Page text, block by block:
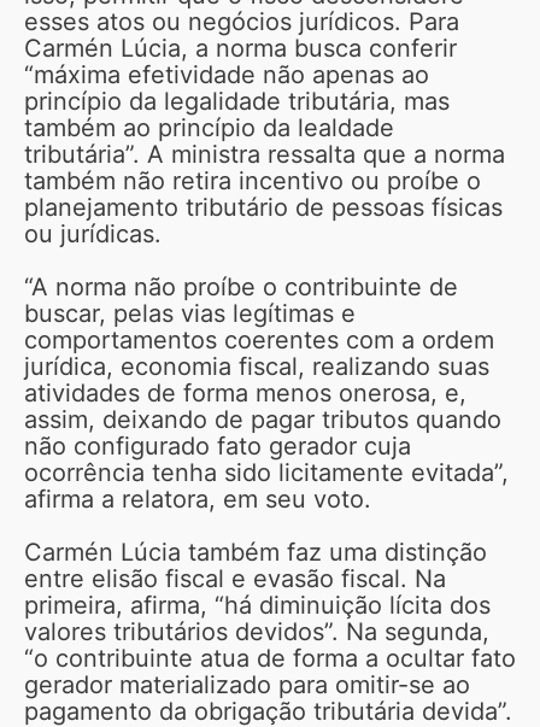
esses atos ou negócios jurídicos. Para
Carmén Lúcia, a norma busca conferir
“máxima efetividade não apenas ao
princípio da legalidade tributária, mas
também ao princípio da lealdade
tributária”. A ministra ressalta que a norma
também não retira incentivo ou proíbe o
planejamento tributário de pessoas físicas
ou jurídicas.
“A norma não proíbe o contribuinte de
buscar, pelas vias legítimas e
comportamentos coerentes com a ordem
jurídica, economia fiscal, realizando suas
atividades de forma menos onerosa, e,
assim, deixando de pagar tributos quando
não configurado fato gerador cuja
ocorrência tenha sido licitamente evitada”,
afirma a relatora, em seu voto.
Carmén Lúcia também faz uma distinção
entre elisão fiscal e evasão fiscal. Na
primeira, afirma, “há diminuição lícita dos
valores tributários devidos”. Na segunda,
“o contribuinte atua de forma a ocultar fato
gerador materializado para omitir-se ao
pagamento da obrigação tributária devida”.